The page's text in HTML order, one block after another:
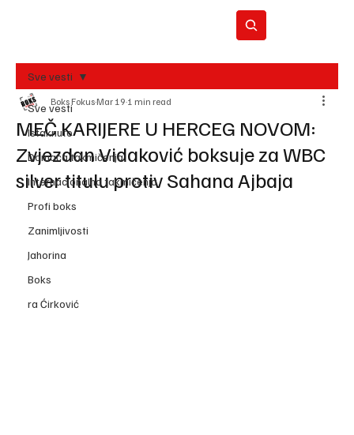
REC
Sve vesti
Istaknuto
Domaća takmičenja
Internacionalna takmičenja
Profi boks
Zanimljivosti
Jahorina
Boks
ra Ćirković
Sve vesti
MEČ KARIJERE U HERCEG NOVOM:
Zvjezdan Vidaković boksuje za WBC
silver titulu protiv Sahana Ajbaja
Boks Fokus Mar 19 1 min read